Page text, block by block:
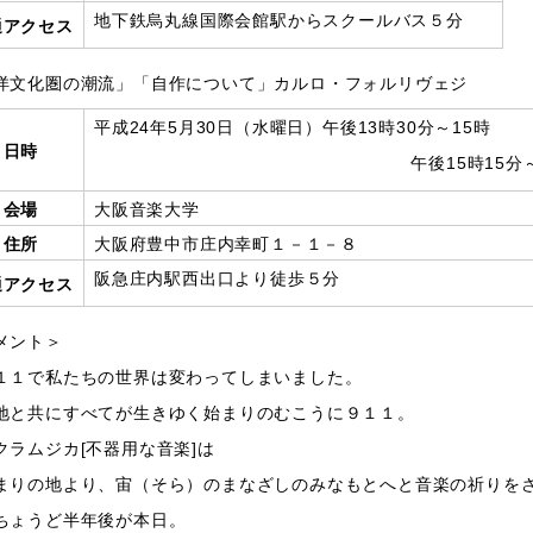
クセス 地下鉄烏丸線国際会館駅からスクールバス５分
文化圏の潮流」「自作について」カルロ・フォルリヴェジ
日時
平成24年5月30日（水曜日）午後13時30分～15時
午後15時15分～16時
会場
大阪音楽大学
住所
大阪府豊中市庄内幸町１－１－８
クセス 阪急庄内駅西出口より徒歩５分
ント＞
１で私たちの世界は変わってしまいました。
と共にすべてが生きゆく始まりのむこうに９１１。
ラムジカ[不器用な音楽]は
りの地より、宙（そら）のまなざしのみなもとへと音楽の祈りを
ょうど半年後が本日。